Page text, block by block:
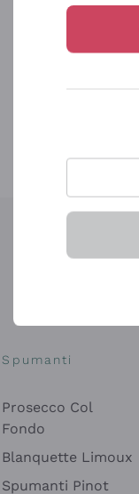
Spumanti
Prosecco Col
Fondo
Blanquette Limoux
Spumanti Pinot